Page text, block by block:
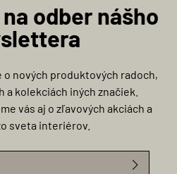
odber nášho
o nových produktových radoch,
a kolekciách iných značiek.
vás aj o zľavových akciách a
sveta interiérov.